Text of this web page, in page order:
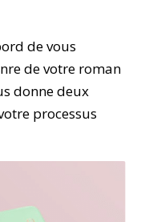
de vous
de votre roman
donne deux
processus